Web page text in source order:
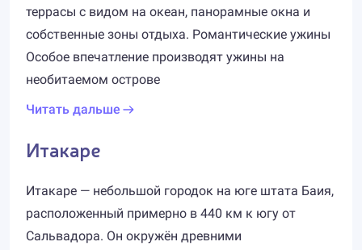
террасы с видом на океан, панорамные окна и
собственные зоны отдыха. Романтические ужины
Особое впечатление производят ужины на
необитаемом острове
Читать дальше
Итакаре
Итакаре — небольшой городок на юге штата Баия,
расположенный примерно в 440 км к югу от
Сальвадора. Он окружён древними